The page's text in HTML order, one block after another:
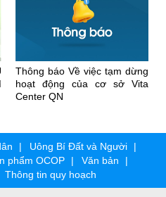
Thông báo Về việc tạm dừng
hoạt động của cơ sở Vita
Center QN
Uông Bí Đất và Người
phẩm OCOP
Văn bản
Thông tin quy hoạch